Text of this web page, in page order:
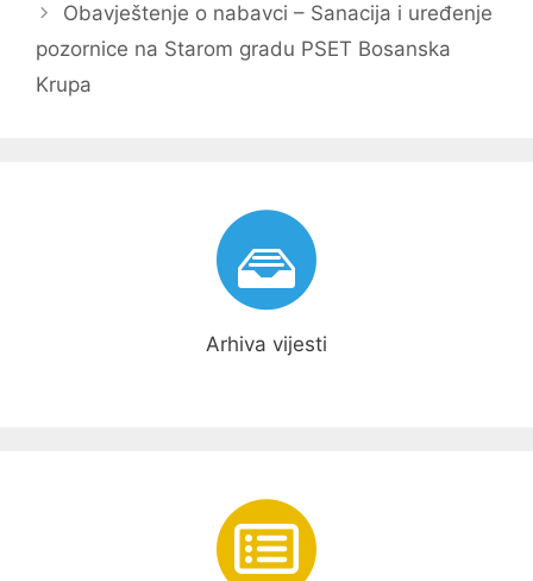
Obavještenje o nabavci – Sanacija i uređenje
pozornice na Starom gradu PSET Bosanska
Krupa
Arhiva vijesti